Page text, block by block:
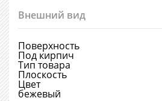
Внешний вид
Поверхность
Под кирпич
Тип товара
Плоскость
Цвет
бежевый